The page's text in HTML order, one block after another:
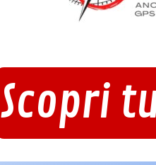
Scopri